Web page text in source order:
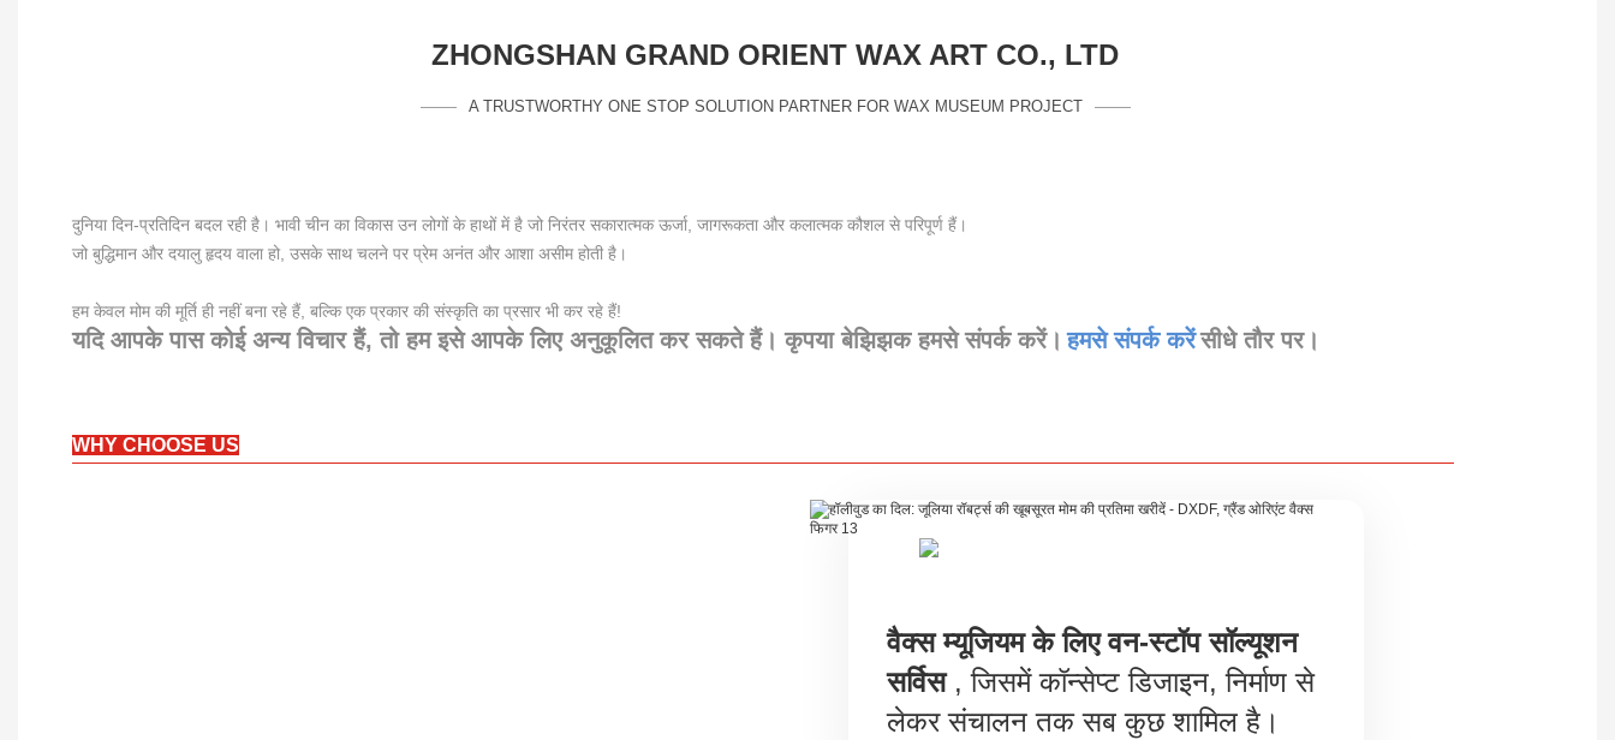
ZHONGSHAN GRAND ORIENT WAX ART CO., LTD
A TRUSTWORTHY ONE STOP SOLUTION PARTNER FOR WAX MUSEUM PROJECT
दुनिया दिन-प्रतिदिन बदल रही है। भावी चीन का विकास उन लोगों के हाथों में है जो निरंतर सकारात्मक ऊर्जा, जागरूकता और कलात्मक कौशल से परिपूर्ण हैं।
जो बुद्धिमान और दयालु हृदय वाला हो, उसके साथ चलने पर प्रेम अनंत और आशा असीम होती है।
हम केवल मोम की मूर्ति ही नहीं बना रहे हैं, बल्कि एक प्रकार की संस्कृति का प्रसार भी कर रहे हैं!
यदि आपके पास कोई अन्य विचार हैं, तो हम इसे आपके लिए अनुकूलित कर सकते हैं। कृपया बेझिझक हमसे संपर्क करें। हमसे संपर्क करेंसीधे तौर पर।
WHY CHOOSE US
वैक्स म्यूजियम के लिए वन-स्टॉप सॉल्यूशन
सर्विस, जिसमें कॉन्सेप्ट डिजाइन, निर्माण से
लेकर संचालन तक सब कुछ शामिल है।